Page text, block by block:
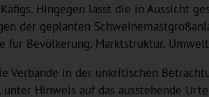
Hingegen lässt die in Aussicht
der geplanten
für Bevölkerung, Marktstruktur,
Verbände in der unkritischen
Hinweis auf das ausstehende